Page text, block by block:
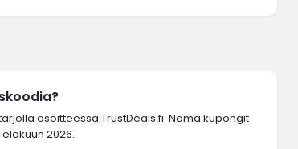
osoitteessa TrustDeals.fi. Nämä kupongit
2026.